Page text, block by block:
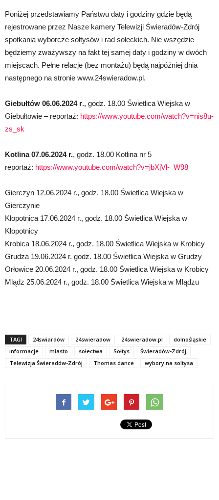
Poniżej przedstawiamy Państwu daty i godziny gdzie będą
rejestrowane przez Nasze kamery Telewizji Świeradów-Zdrój
spotkania wyborcze sołtysów i rad sołeckich. Nie wszędzie
będziemy zważywszy na fakt tej samej daty i godziny w dwóch
miejscach. Pełne relacje (bez montażu) będą najpóźniej dnia
następnego na stronie www.24swieradow.pl.
Giebułtów 06.06.2024 r., godz. 18.00 Świetlica Wiejska w
Giebułtowie – reportaż: https://www.youtube.com/watch?v=nis8u-
zs_sk
Kotlina 07.06.2024 r., godz. 18.00 Kotlina nr 5
reportaż: https://www.youtube.com/watch?v=jbXjVl-_W98
Gierczyn 12.06.2024 r., godz. 18.00 Świetlica Wiejska w
Gierczynie
Kłopotnica 17.06.2024 r., godz. 18.00 Świetlica Wiejska w
Kłopotnicy
Krobica 18.06.2024 r., godz. 18.00 Świetlica Wiejska w Krobicy
Grudza 19.06.2024 r. godz. 18.00 Świetlica Wiejska w Grudzy
Orłowice 20.06.2024 r., godz. 18.00 Świetlica Wiejska w Krobicy
Mlądz 25.06.2024 r., godz. 18.00 Świetlica Wiejska w Mlądzu
TAGI 24swiardów 24swieradow 24swieradow.pl
dolnośląskie
informacje
miasto sołectwa Sołtys
Świeradów-Zdrój
Telewizja Świeradów-Zdrój
Thomas dance wybory na soltysa